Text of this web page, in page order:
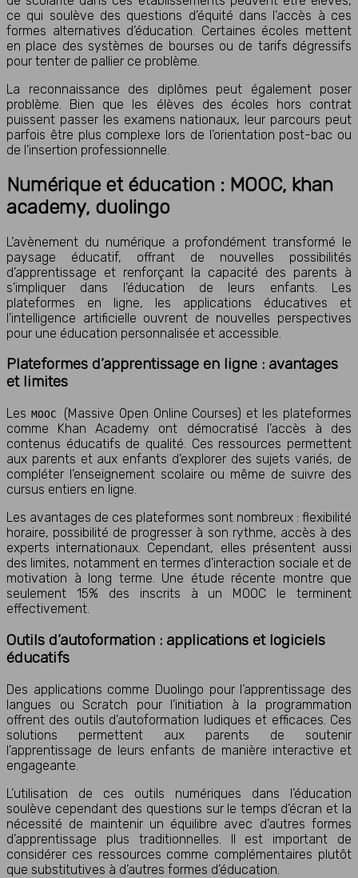
ce qui soulève des questions d’équité dans l’accès à ces
formes alternatives d’éducation. Certaines écoles mettent
en place des systèmes de bourses ou de tarifs dégressifs
pour tenter de pallier ce problème.
La reconnaissance des diplômes peut également poser
problème. Bien que les élèves des écoles hors contrat
puissent passer les examens nationaux, leur parcours peut
parfois être plus complexe lors de l’orientation post-bac ou
de l’insertion professionnelle.
Numérique et éducation : MOOC, khan
academy, duolingo
L’avènement du numérique a profondément transformé le
paysage éducatif, offrant de nouvelles possibilités
d’apprentissage et renforçant la capacité des parents à
s’impliquer dans l’éducation de leurs enfants. Les
plateformes en ligne, les applications éducatives et
l’intelligence artificielle ouvrent de nouvelles perspectives
pour une éducation personnalisée et accessible.
Plateformes d’apprentissage en ligne : avantages
et limites
Les MOOC (Massive Open Online Courses) et les plateformes
comme Khan Academy ont démocratisé l’accès à des
contenus éducatifs de qualité. Ces ressources permettent
aux parents et aux enfants d’explorer des sujets variés, de
compléter l’enseignement scolaire ou même de suivre des
cursus entiers en ligne.
Les avantages de ces plateformes sont nombreux : flexibilité
horaire, possibilité de progresser à son rythme, accès à des
experts internationaux. Cependant, elles présentent aussi
des limites, notamment en termes d’interaction sociale et de
motivation à long terme. Une étude récente montre que
seulement 15% des inscrits à un MOOC le terminent
effectivement.
Outils d’autoformation : applications et logiciels
éducatifs
Des applications comme Duolingo pour l’apprentissage des
langues ou Scratch pour l’initiation à la programmation
offrent des outils d’autoformation ludiques et efficaces. Ces
solutions permettent aux parents de soutenir
l’apprentissage de leurs enfants de manière interactive et
engageante.
L’utilisation de ces outils numériques dans l’éducation
soulève cependant des questions sur le temps d’écran et la
nécessité de maintenir un équilibre avec d’autres formes
d’apprentissage plus traditionnelles. Il est important de
considérer ces ressources comme complémentaires plutôt
que substitutives à d’autres formes d’éducation.